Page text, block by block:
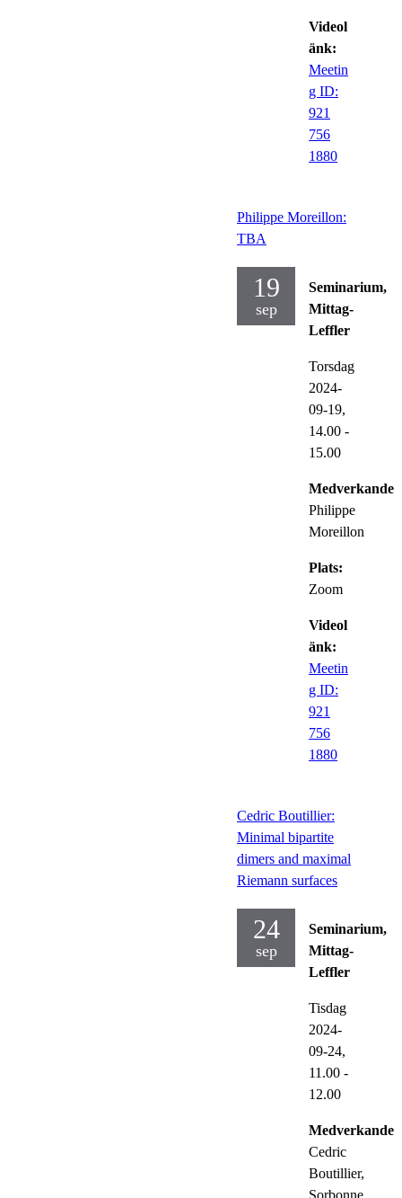
Videol
änk:
Meetin
g ID:
921
756
1880
Philippe Moreillon:
TBA
19
sep
Seminarium,
Mittag-
Leffler
Torsdag
2024-
09-19,
14.00 -
15.00
Medverkande:
Philippe
Moreillon
Plats:
Zoom
Videol
änk:
Meetin
g ID:
921
756
1880
Cedric Boutillier:
Minimal bipartite
dimers and maximal
Riemann surfaces
24
sep
Seminarium,
Mittag-
Leffler
Tisdag
2024-
09-24,
11.00 -
12.00
Medverkande:
Cedric
Boutillier,
Sorbonne